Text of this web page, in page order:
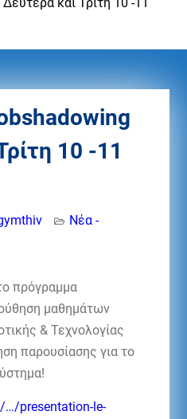
10 -11
Νέα -
πρόγραμμα
μαθημάτων
& Τεχνολογίας
παρουσίασης για το
…/presentation-le-